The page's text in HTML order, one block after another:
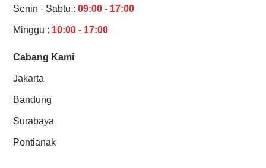
Senin - Sabtu :09:00 - 17:00
Minggu : 10:00 - 17:00
Cabang Kami
Jakarta
Bandung
Surabaya
Pontianak